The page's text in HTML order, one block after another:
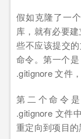
假如克隆了一
库，就有必要
些不应该提交
命令。第一个
.gitignore 文件
第二个命令
.gitignore 文件
重定向到项目的